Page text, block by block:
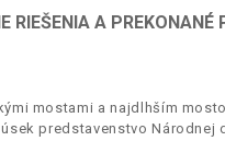
A PREKONANÉ
mostami a najdlhším
predstavenstvo